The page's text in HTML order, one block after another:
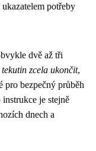
potřeby
dvě až tři
zcela ukončit,
pro bezpečný průběh
je stejně
dnech a